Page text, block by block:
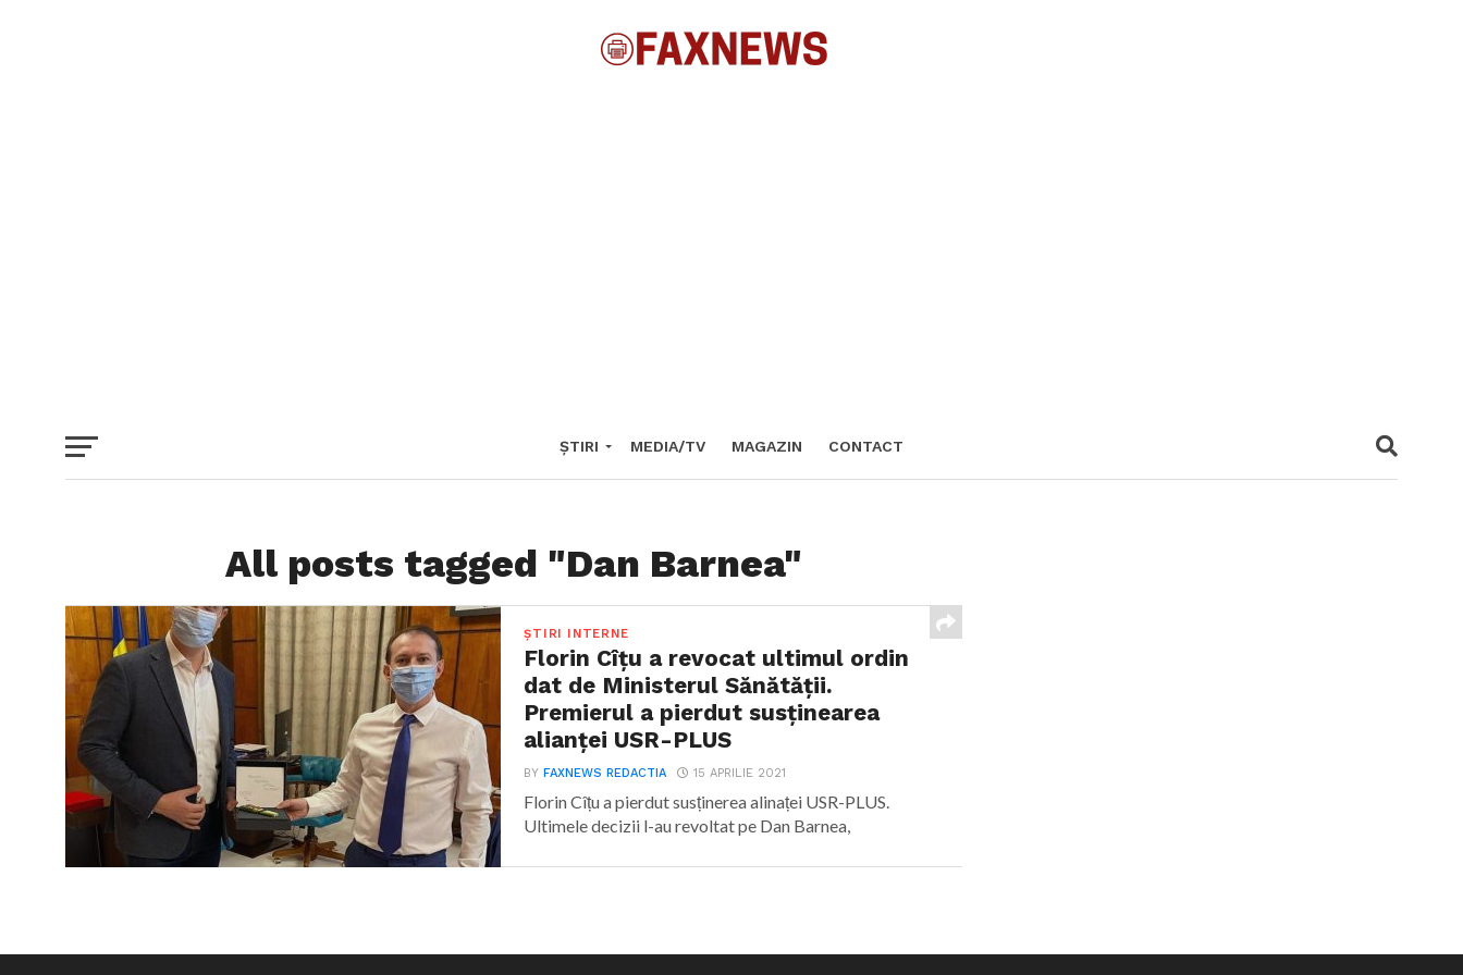
ȘTIRI MEDIA/TV MAGAZIN CONTACT
All posts tagged "Dan Barnea"
ȘTIRI INTERNE
Florin Cîțu a revocat ultimul ordin
dat de Ministerul Sănătății.
Premierul a pierdut susținearea
alianței USR-PLUS
BYFAXNEWS REDACTIA 15 APRILIE 2021
Florin Cîțu a pierdut susținerea alinaței USR-PLUS.
Ultimele decizii l-au revoltat pe Dan Barnea,